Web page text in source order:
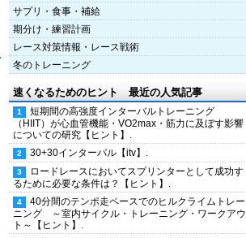
サプリ・食事・補給
期分け・練習計画
レース対策情報・レース戦術
冬のトレーニング
速くなるためのヒント 最近の人気記事
短期間の高強度インターバルトレーニング
（HIIT）が心血管機能・VO2max・筋力に及ぼす影響
についての研究【ヒント】.
30+30インターバル【itv】.
ロードレースにおいてスプリンターとして成功す
るために必要な条件は？【ヒント】.
40分間のテンポ走ペースでのヒルクライムトレー
ニング ～室内サイクル・トレーニング・ワークアウ
ト～【ヒント】.